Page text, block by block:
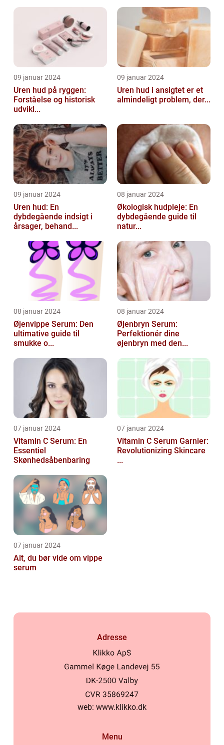
09 januar 2024
Uren hud på ryggen:
Forståelse og historisk
udvikl...
09 januar 2024
Uren hud i ansigtet er et
almindeligt problem, der...
09 januar 2024
Uren hud: En
dybdegående indsigt i
årsager, behand...
08 januar 2024
Økologisk hudpleje: En
dybdegående guide til
natur...
08 januar 2024
Øjenvippe Serum: Den
ultimative guide til
smukke o...
08 januar 2024
Øjenbryn Serum:
Perfektionér dine
øjenbryn med den...
07 januar 2024
Vitamin C Serum: En
Essentiel
Skønhedsåbenbaring
07 januar 2024
Vitamin C Serum Garnier:
Revolutionizing Skincare
...
07 januar 2024
Alt, du bør vide om vippe
serum
Adresse
web: www.klikko.dk
Menu